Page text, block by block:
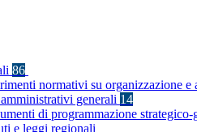
86
normativi su organizzazione e
generali 14
di programmazione strategico-
e leggi regionali